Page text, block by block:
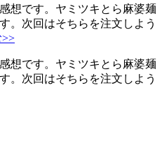
想です。ヤミツキとら麻婆麺
。次回はそちらを注文しよう
想です。ヤミツキとら麻婆麺
。次回はそちらを注文しよう